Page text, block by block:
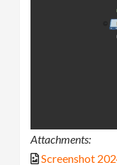
Attachments:
Screenshot